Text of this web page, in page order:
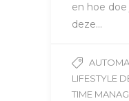
en hoe
deze…
LIFESTYLE
TIME